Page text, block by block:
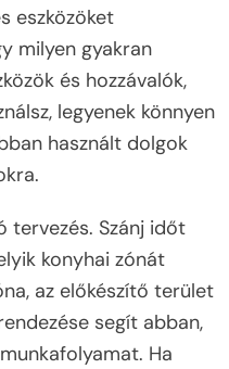
eszközöket
milyen gyakran
és hozzávalók,
legyenek könnyen
használt dolgok
tervezés. Szánj időt
konyhai zónát
az előkészítő terület
segít abban,
Ha